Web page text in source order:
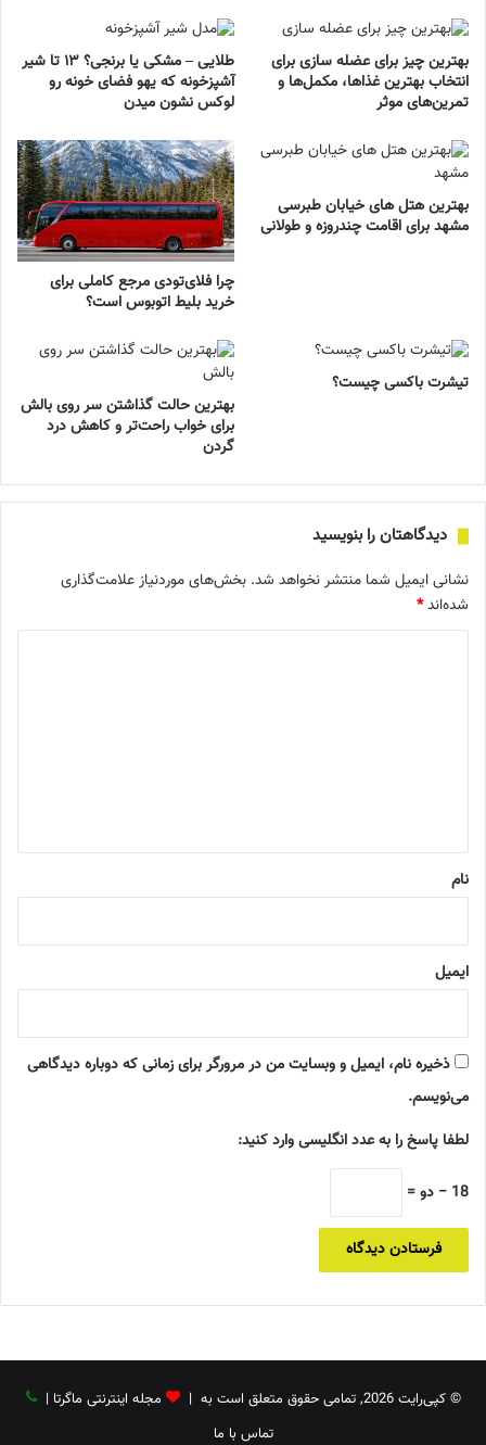
بهترین چیز برای عضله سازی برای
انتخاب بهترین غذاها، مکمل‌ها و
تمرین‌های موثر
طلایی – مشکی یا برنجی؟ ۱۳ تا شیر
آشپزخونه که یهو فضای خونه رو
لوکس نشون میدن
بهترین هتل های خیابان طبرسی
مشهد برای اقامت چندروزه و طولانی
چرا فلای‌تودی مرجع کاملی برای
خرید بلیط اتوبوس است؟
تیشرت باکسی چیست؟
بهترین حالت گذاشتن سر روی بالش
برای خواب راحت‌تر و کاهش درد
گردن
دیدگاهتان را بنویسید
نشانی ایمیل شما منتشر نخواهد شد. بخش‌های موردنیاز علامت‌گذاری
شده‌اند*
نام
ایمیل
ذخیره نام، ایمیل و وبسایت من در مرورگر برای زمانی که دوباره دیدگاهی
می‌نویسم.
لطفا پاسخ را به عدد انگلیسی وارد کنید:
18 − دو =
© کپی‌رایت 2026, تمامی حقوق متعلق است به | مجله اینترنتی ماگرتا |
تماس با ما